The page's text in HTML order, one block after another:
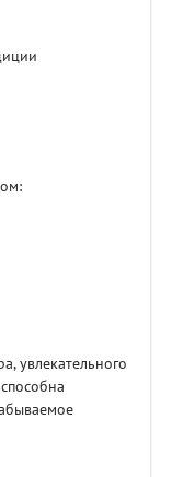
увлекательного
3.1/ 5.0